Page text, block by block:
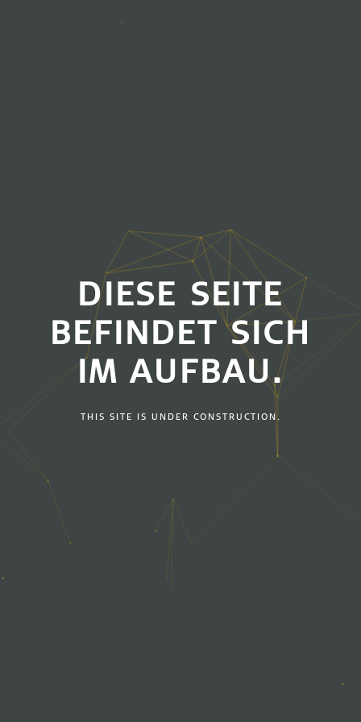
DIESE SEITE
BEFINDET SICH
IM AUFBAU.
THIS SITE IS UNDER CONSTRUCTION.